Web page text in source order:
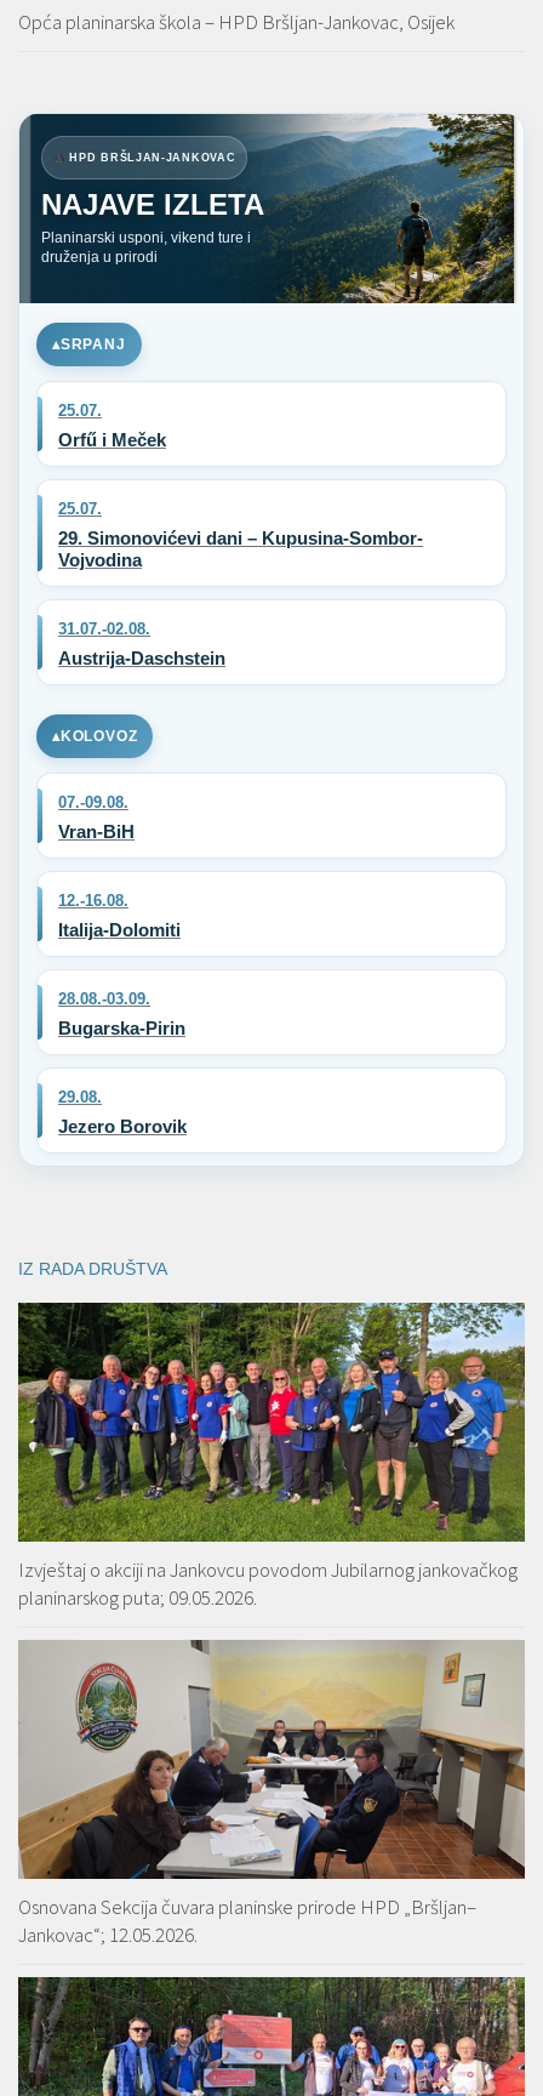
Opća planinarska škola – HPD Bršljan-Jankovac, Osijek
HPD BRŠLJAN-JANKOVAC
NAJAVE IZLETA
Planinarski usponi, vikend ture i
druženja u prirodi
SRPANJ
25.07.
Orfű i Meček
25.07.
29. Simonovićevi dani – Kupusina-Sombor-
Vojvodina
31.07.-02.08.
Austrija-Daschstein
KOLOVOZ
07.-09.08.
Vran-BiH
12.-16.08.
Italija-Dolomiti
28.08.-03.09.
Bugarska-Pirin
29.08.
Jezero Borovik
IZ RADA DRUŠTVA
Izvještaj o akciji na Jankovcu povodom Jubilarnog jankovačkog
planinarskog puta; 09.05.2026.
Osnovana Sekcija čuvara planinske prirode HPD „Bršljan–
Jankovac“; 12.05.2026.